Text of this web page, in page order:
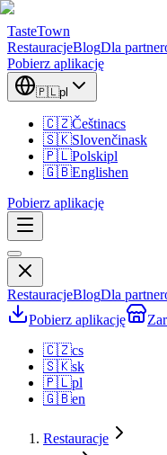
TasteTown
RestauracjeBlogDla
Pobierz aplikację
🇵🇱pl
🇨🇿Češtinacs
🇸🇰Slovenčinask
🇵🇱Polskipl
🇬🇧Englishen
Pobierz aplikację
RestauracjeBlogDla
Pobierz aplikację
🇨🇿cs
🇸🇰sk
🇵🇱pl
🇬🇧en
Restauracje